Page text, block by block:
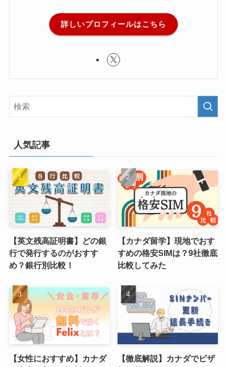
詳しいプロフィールはこちら
人気記事
【英文残高証明書】どの銀
行で発行するのがおすす
め？銀行別比較！
【カナダ留学】現地でおす
すめの格安SIMは？9社徹底
比較してみた
【女性におすすめ】カナダ
【徹底解説】カナダでビザ